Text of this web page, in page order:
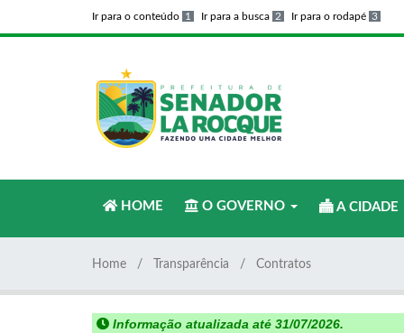
Ir para o conteúdo 1 Ir para a busca 2 Ir para o rodapé 3
HOME O GOVERNO A CIDADE
Home Transparência Contratos
Informação atualizada até 31/07/2026.